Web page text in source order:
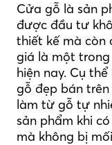
Cửa gỗ là sản
được đầu tư
thiết kế mà còn
giá là một
hiện nay. Cụ
gỗ đẹp bán
làm từ gỗ tự
sản phẩm khi
mà không bị